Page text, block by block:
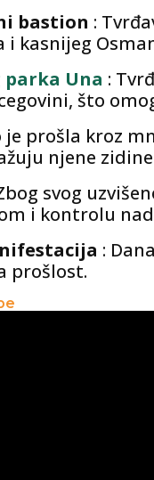
bastion :
i kasnijeg
Una :
što
je prošla kroz
njene
svog
i kontrolu
:
prošlost.